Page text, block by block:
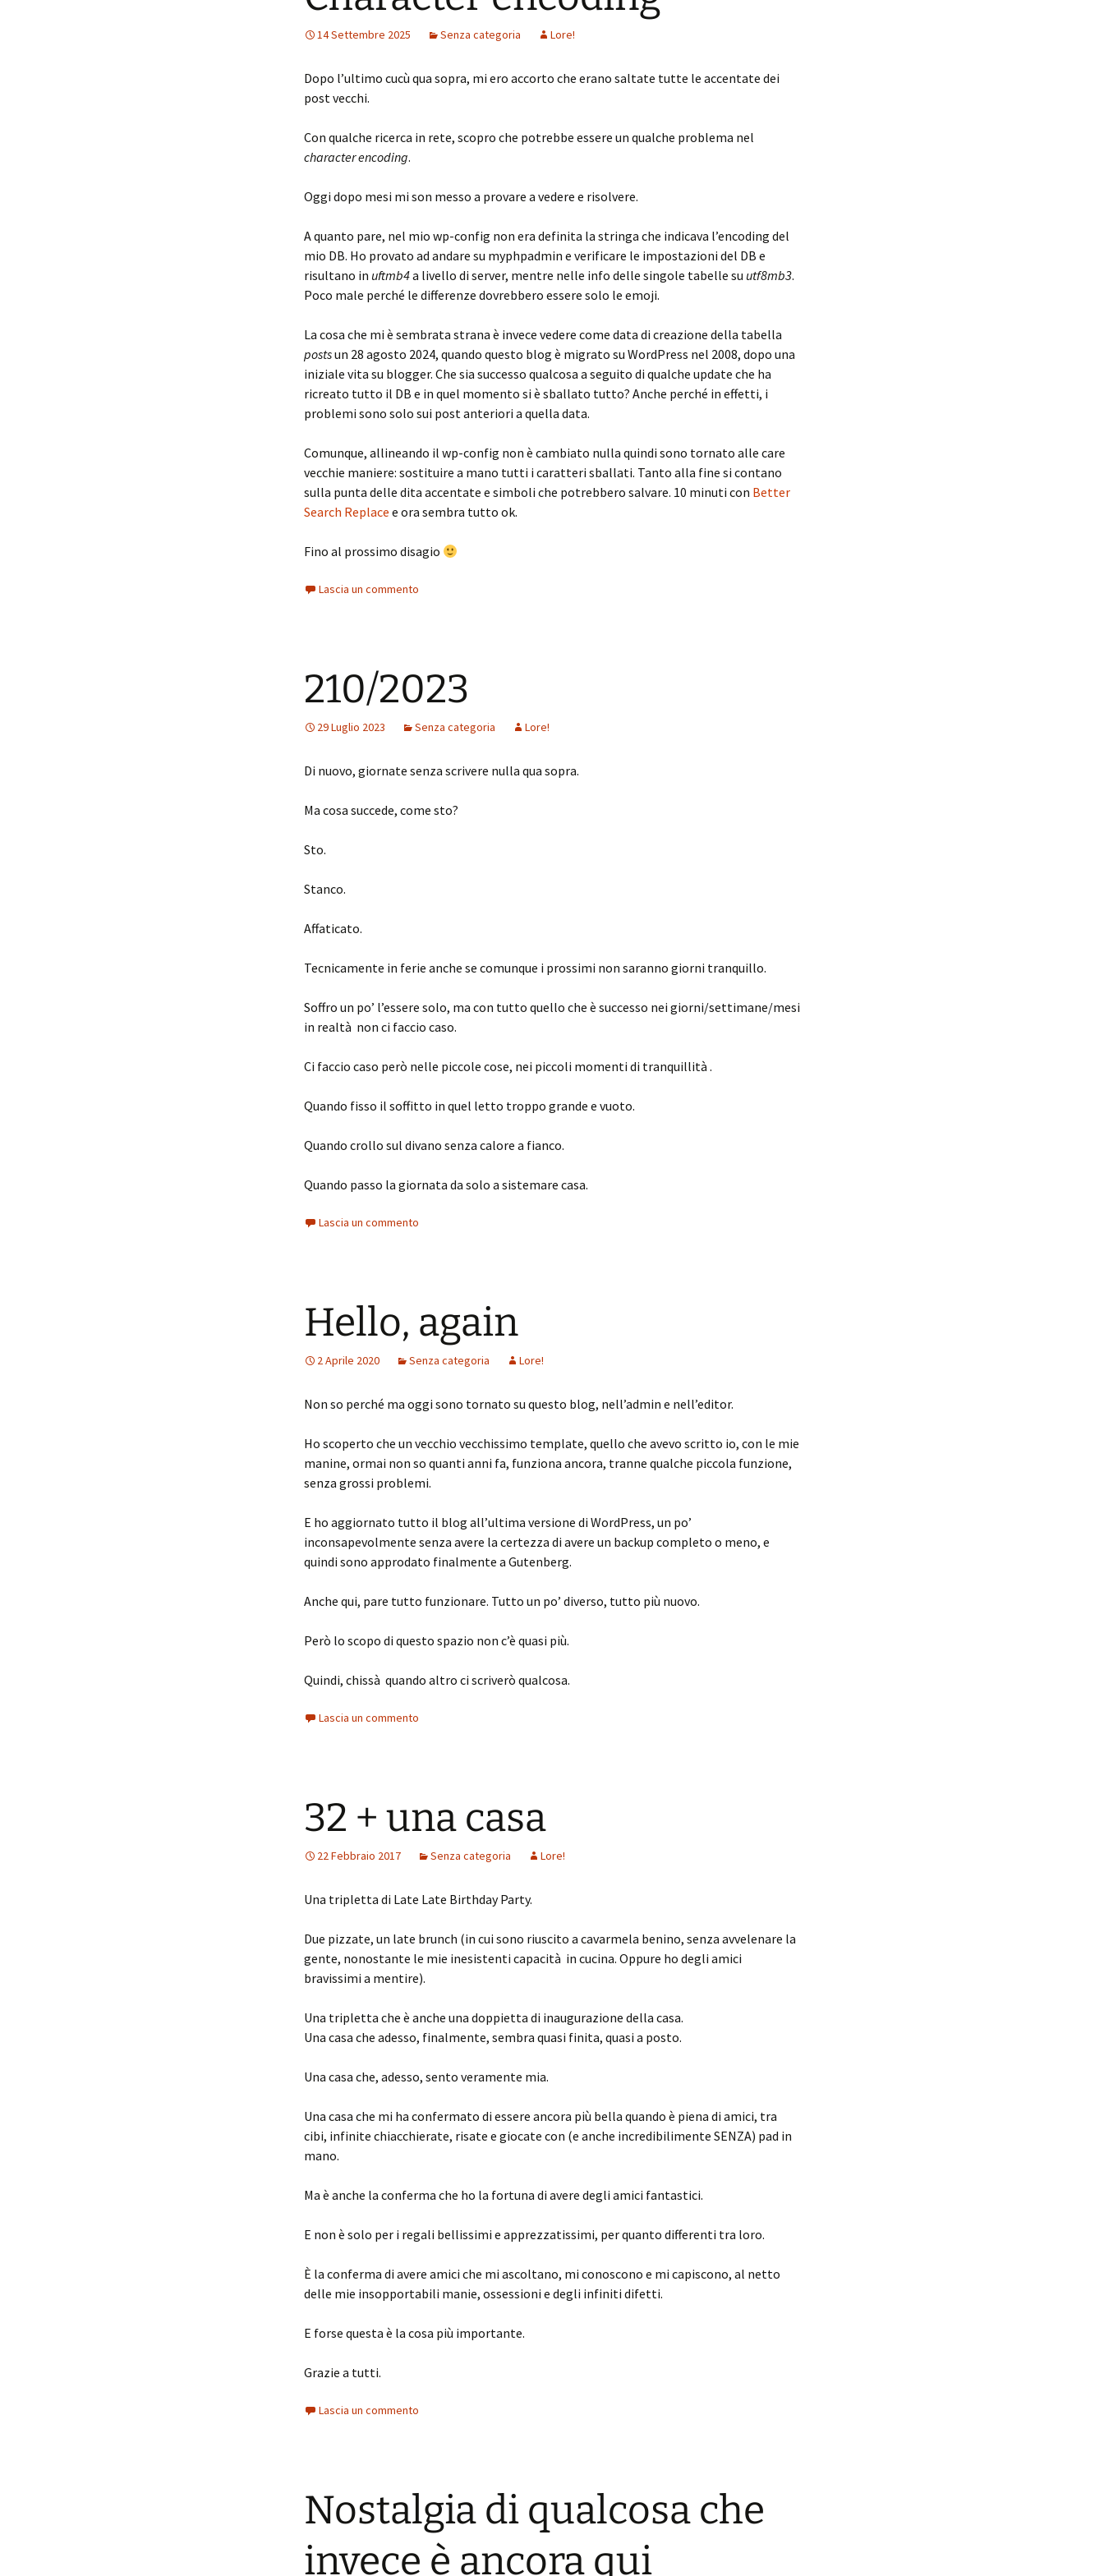
14 Settembre 2025 Senza categoria Lore!
Dopo l’ultimo cucù qua sopra, mi ero accorto che erano saltate tutte le accentate dei
post vecchi.
Con qualche ricerca in rete, scopro che potrebbe essere un qualche problema nel
character encoding.
Oggi dopo mesi mi son messo a provare a vedere e risolvere.
A quanto pare, nel mio wp-config non era definita la stringa che indicava l’encoding del
mio DB. Ho provato ad andare su myphpadmin e verificare le impostazioni del DB e
risultano in uftmb4a livello di server, mentre nelle info delle singole tabelle su utf8mb3.
Poco male perché le differenze dovrebbero essere solo le emoji.
La cosa che mi è sembrata strana è invece vedere come data di creazione della tabella
postsun 28 agosto 2024, quando questo blog è migrato su WordPress nel 2008, dopo una
iniziale vita su blogger. Che sia successo qualcosa a seguito di qualche update che ha
ricreato tutto il DB e in quel momento si è sballato tutto? Anche perché in effetti, i
problemi sono solo sui post anteriori a quella data.
Comunque, allineando il wp-config non è cambiato nulla quindi sono tornato alle care
vecchie maniere: sostituire a mano tutti i caratteri sballati. Tanto alla fine si contano
sulla punta delle dita accentate e simboli che potrebbero salvare. 10 minuti con Better
Search Replace e ora sembra tutto ok.
Fino al prossimo disagio
Lascia un commento
210/2023
29 Luglio 2023 Senza categoria Lore!
Di nuovo, giornate senza scrivere nulla qua sopra.
Ma cosa succede, come sto?
Sto.
Stanco.
Affaticato.
Tecnicamente in ferie anche se comunque i prossimi non saranno giorni tranquillo.
Soffro un po’ l’essere solo, ma con tutto quello che è successo nei giorni/settimane/mesi
in realtà non ci faccio caso.
Ci faccio caso però nelle piccole cose, nei piccoli momenti di tranquillità .
Quando fisso il soffitto in quel letto troppo grande e vuoto.
Quando crollo sul divano senza calore a fianco.
Quando passo la giornata da solo a sistemare casa.
Lascia un commento
Hello, again
2 Aprile 2020 Senza categoria Lore!
Non so perché ma oggi sono tornato su questo blog, nell’admin e nell’editor.
Ho scoperto che un vecchio vecchissimo template, quello che avevo scritto io, con le mie
manine, ormai non so quanti anni fa, funziona ancora, tranne qualche piccola funzione,
senza grossi problemi.
E ho aggiornato tutto il blog all’ultima versione di WordPress, un po’
inconsapevolmente senza avere la certezza di avere un backup completo o meno, e
quindi sono approdato finalmente a Gutenberg.
Anche qui, pare tutto funzionare. Tutto un po’ diverso, tutto più nuovo.
Però lo scopo di questo spazio non c’è quasi più.
Quindi, chissà quando altro ci scriverò qualcosa.
Lascia un commento
32 + una casa
22 Febbraio 2017 Senza categoria Lore!
Una tripletta di Late Late Birthday Party.
Due pizzate, un late brunch (in cui sono riuscito a cavarmela benino, senza avvelenare la
gente, nonostante le mie inesistenti capacità in cucina. Oppure ho degli amici
bravissimi a mentire).
Una tripletta che è anche una doppietta di inaugurazione della casa.
Una casa che adesso, finalmente, sembra quasi finita, quasi a posto.
Una casa che, adesso, sento veramente mia.
Una casa che mi ha confermato di essere ancora più bella quando è piena di amici, tra
cibi, infinite chiacchierate, risate e giocate con (e anche incredibilimente SENZA) pad in
mano.
Ma è anche la conferma che ho la fortuna di avere degli amici fantastici.
E non è solo per i regali bellissimi e apprezzatissimi, per quanto differenti tra loro.
È la conferma di avere amici che mi ascoltano, mi conoscono e mi capiscono, al netto
delle mie insopportabili manie, ossessioni e degli infiniti difetti.
E forse questa è la cosa più importante.
Grazie a tutti.
Lascia un commento
Nostalgia di qualcosa che
invece è ancora qui